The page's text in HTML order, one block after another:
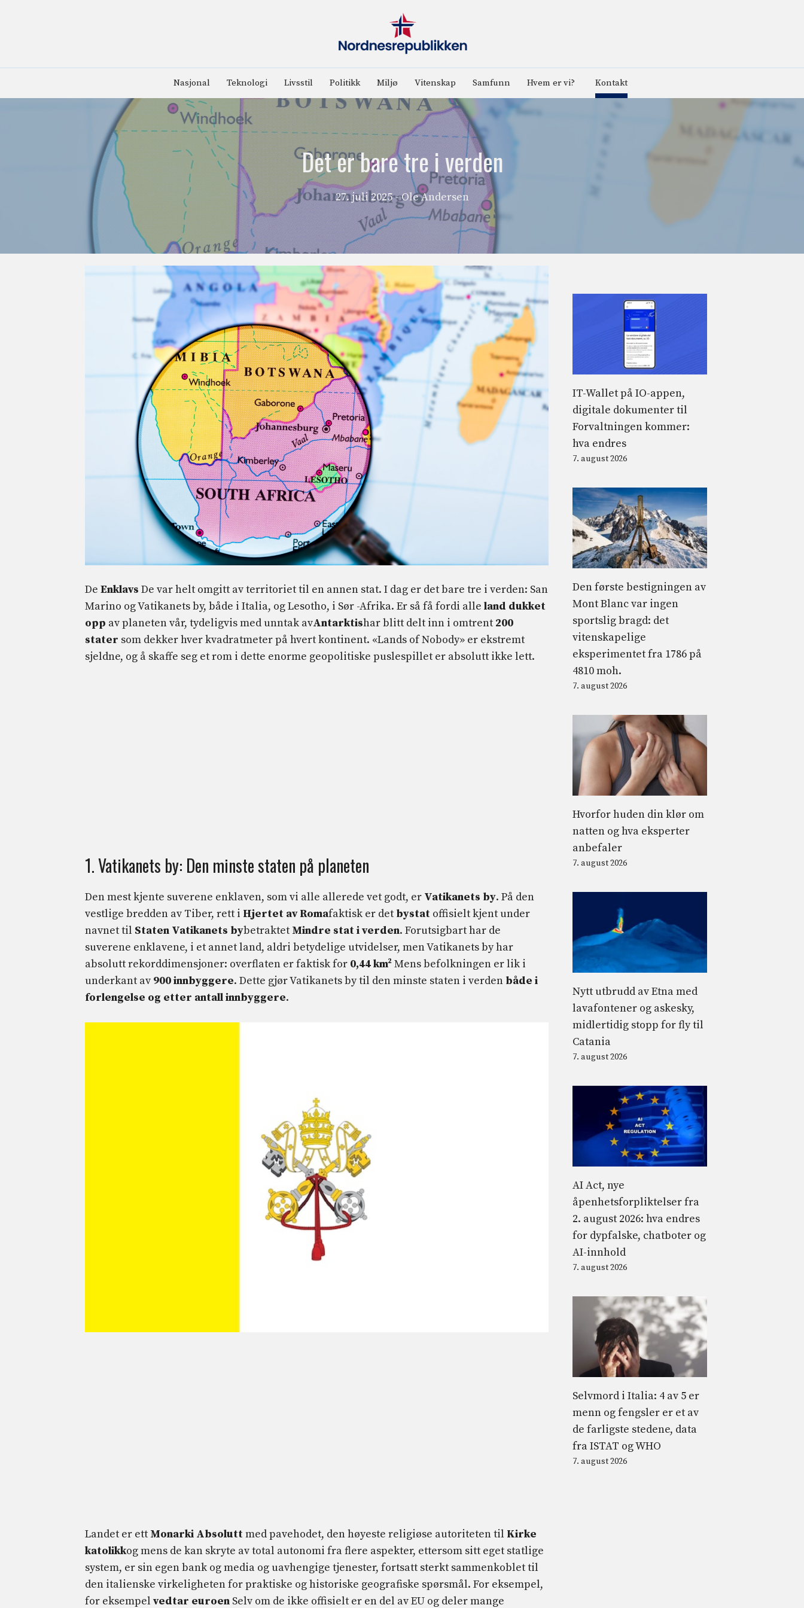
Nasjonal Teknologi Livsstil Politikk Miljø Vitenskap Samfunn Hvem er vi? Kontakt
Det er bare tre i verden
27. juli 2025 - Ole Andersen
De Enklavs De var helt omgitt av territoriet til en annen stat. I dag er det bare tre i verden: San
Marino og Vatikanets by, både i Italia, og Lesotho, i Sør -Afrika. Er så få fordi alle land dukket
opp av planeten vår, tydeligvis med unntak avAntarktishar blitt delt inn i omtrent 200
stater som dekker hver kvadratmeter på hvert kontinent. «Lands of Nobody» er ekstremt
sjeldne, og å skaffe seg et rom i dette enorme geopolitiske puslespillet er absolutt ikke lett.
1. Vatikanets by: Den minste staten på planeten
Den mest kjente suverene enklaven, som vi alle allerede vet godt, er Vatikanets by. På den
vestlige bredden av Tiber, rett i Hjertet av Romafaktisk er det bystat offisielt kjent under
navnet til Staten Vatikanets bybetraktet Mindre stat i verden. Forutsigbart har de
suverene enklavene, i et annet land, aldri betydelige utvidelser, men Vatikanets by har
absolutt rekorddimensjoner: overflaten er faktisk for 0,44 km²Mens befolkningen er lik i
underkant av 900 innbyggere. Dette gjør Vatikanets by til den minste staten i verden både i
forlengelse og etter antall innbyggere.
Landet er ett Monarki Absoluttmed pavehodet, den høyeste religiøse autoriteten til Kirke
katolikkog mens de kan skryte av total autonomi fra flere aspekter, ettersom sitt eget statlige
system, er sin egen bank og media og uavhengige tjenester, fortsatt sterkt sammenkoblet til
den italienske virkeligheten for praktiske og historiske geografiske spørsmål. For eksempel,
for eksempel vedtar euroen Selv om de ikke offisielt er en del av EU og deler mange
IT-Wallet på IO-appen,
digitale dokumenter til
Forvaltningen kommer:
hva endres
7. august 2026
Den første bestigningen av
Mont Blanc var ingen
sportslig bragd: det
vitenskapelige
eksperimentet fra 1786 på
4810 moh.
7. august 2026
Hvorfor huden din klør om
natten og hva eksperter
anbefaler
7. august 2026
Nytt utbrudd av Etna med
lavafontener og askesky,
midlertidig stopp for fly til
Catania
7. august 2026
AI Act, nye
åpenhetsforpliktelser fra
2. august 2026: hva endres
for dypfalske, chatboter og
AI-innhold
7. august 2026
Selvmord i Italia: 4 av 5 er
menn og fengsler er et av
de farligste stedene, data
fra ISTAT og WHO
7. august 2026